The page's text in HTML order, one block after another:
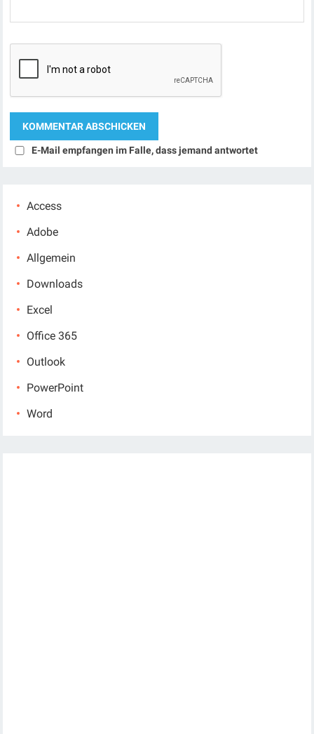
E-Mail empfangen im Falle, dass jemand antwortet
Access
Adobe
Allgemein
Downloads
Excel
Office 365
Outlook
PowerPoint
Word